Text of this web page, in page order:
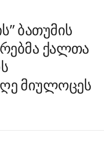
ბათუმის
ქალთა
მიულოცეს